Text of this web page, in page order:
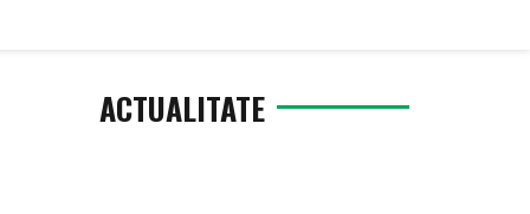
ACTUALITATE